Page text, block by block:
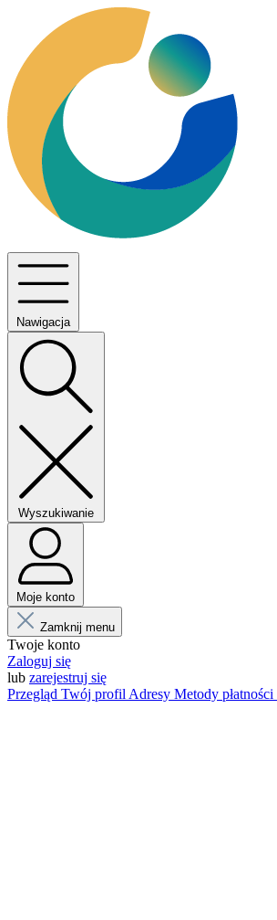
Nawigacja
Wyszukiwanie
Moje konto
Zamknij menu
Twoje konto
Zaloguj się
lub zarejestruj się
Przegląd Twój profil Adresy Metody płatności